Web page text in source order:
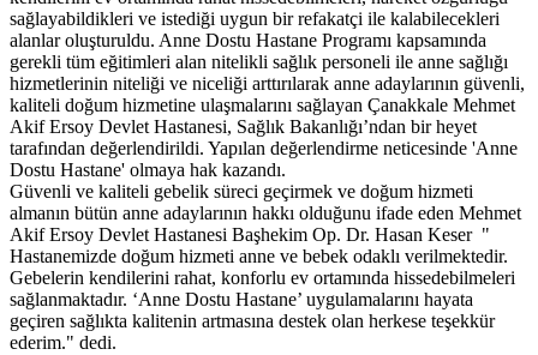
sağlayabildikleri ve istediği uygun bir refakatçi ile kalabilecekleri
alanlar oluşturuldu. Anne Dostu Hastane Programı kapsamında
gerekli tüm eğitimleri alan nitelikli sağlık personeli ile anne sağlığı
hizmetlerinin niteliği ve niceliği arttırılarak anne adaylarının güvenli,
kaliteli doğum hizmetine ulaşmalarını sağlayan Çanakkale Mehmet
Akif Ersoy Devlet Hastanesi, Sağlık Bakanlığı’ndan bir heyet
tarafından değerlendirildi. Yapılan değerlendirme neticesinde 'Anne
Dostu Hastane' olmaya hak kazandı.
Güvenli ve kaliteli gebelik süreci geçirmek ve doğum hizmeti
almanın bütün anne adaylarının hakkı olduğunu ifade eden Mehmet
Akif Ersoy Devlet Hastanesi Başhekim Op. Dr. Hasan Keser "
Hastanemizde doğum hizmeti anne ve bebek odaklı verilmektedir.
Gebelerin kendilerini rahat, konforlu ev ortamında hissedebilmeleri
sağlanmaktadır. ‘Anne Dostu Hastane’ uygulamalarını hayata
geçiren sağlıkta kalitenin artmasına destek olan herkese teşekkür
ederim." dedi.